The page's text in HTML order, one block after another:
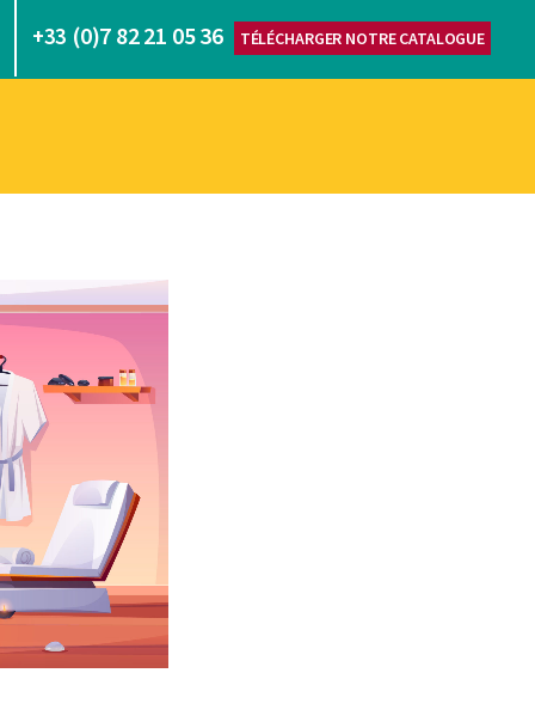
+33 (0)7 82 21 05 36 TÉLÉCHARGER NOTRE CATALOGUE